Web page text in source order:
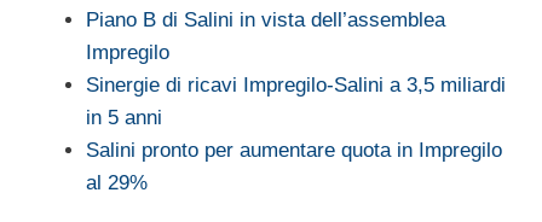
Piano B di Salini in vista dell’assemblea
Impregilo
Sinergie di ricavi Impregilo-Salini a 3,5 miliardi
in 5 anni
Salini pronto per aumentare quota in Impregilo
al 29%